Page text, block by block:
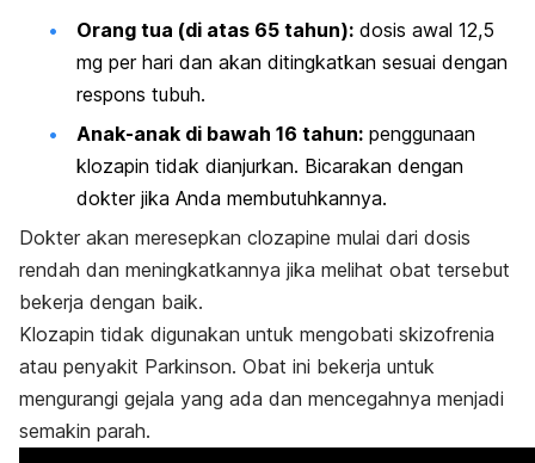
Orang tua (di atas 65 tahun): dosis awal 12,5
mg per hari dan akan ditingkatkan sesuai dengan
respons tubuh.
Anak-anak di bawah 16 tahun: penggunaan
klozapin tidak dianjurkan. Bicarakan dengan
dokter jika Anda membutuhkannya.
Dokter akan meresepkan clozapine mulai dari dosis
rendah dan meningkatkannya jika melihat obat tersebut
bekerja dengan baik.
Klozapin tidak digunakan untuk mengobati skizofrenia
atau penyakit Parkinson. Obat ini bekerja untuk
mengurangi gejala yang ada dan mencegahnya menjadi
semakin parah.